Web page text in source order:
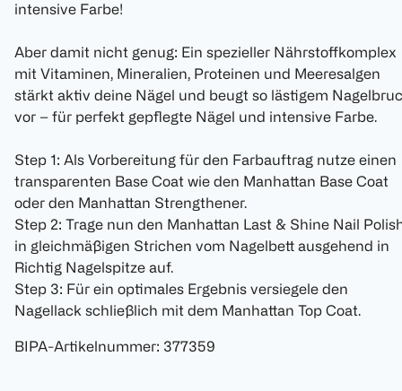
intensive Farbe!
Aber damit nicht genug: Ein spezieller Nährstoffkomplex
mit Vitaminen, Mineralien, Proteinen und Meeresalgen
stärkt aktiv deine Nägel und beugt so lästigem
vor – für perfekt gepflegte Nägel und intensive Farbe.
Step 1: Als Vorbereitung für den Farbauftrag nutze einen
transparenten Base Coat wie den Manhattan Base Coat
oder den Manhattan Strengthener.
Step 2: Trage nun den Manhattan Last & Shine Nail
in gleichmäßigen Strichen vom Nagelbett ausgehend in
Richtig Nagelspitze auf.
Step 3: Für ein optimales Ergebnis versiegele den
Nagellack schließlich mit dem Manhattan Top Coat.
BIPA-Artikelnummer: 377359